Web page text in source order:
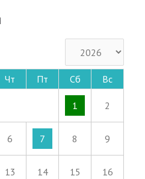
Чт Пт Сб Вс
1 2
6 7 8 9
13 14 15 16